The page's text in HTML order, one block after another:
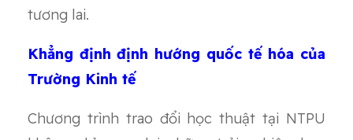
tương lai.
Khẳng định định hướng quốc tế hóa của
Trường Kinh tế
Chương trình trao đổi học thuật tại NTPU